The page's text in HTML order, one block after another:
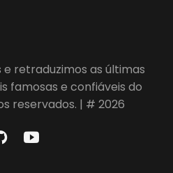
retraduzimos as últimas
famosas e confiáveis do
reservados. | # 2026